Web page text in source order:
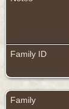
Family ID
Family